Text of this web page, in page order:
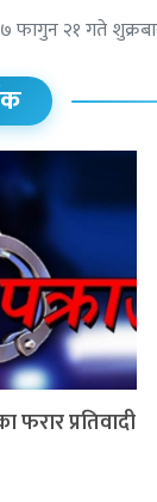
फागुन २१ गते
फरार प्रतिवादी